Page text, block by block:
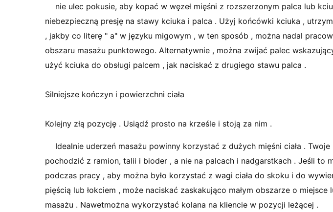
nie ulec pokusie, aby kopać w węzeł mięśni z rozszerzonym palca lub
niebezpieczną presję na stawy kciuka i palca . Użyj końcówki kciuka ,
, jakby co literę " a" w języku migowym , w ten sposób , można nadal
obszaru masażu punktowego. Alternatywnie , można zwijać palec
użyć kciuka do obsługi palcem , jak naciskać z drugiego stawu palca .
Silniejsze kończyn i powierzchni ciała
Kolejny złą pozycję . Usiądź prosto na krześle i stoją za nim .
Idealnie uderzeń masażu powinny korzystać z dużych mięśni ciała .
pochodzić z ramion, talii i bioder , a nie na palcach i nadgarstkach . Jeśli to
podczas pracy , aby można było korzystać z wagi ciała do skoku i do
pięścią lub łokciem , może naciskać zaskakująco małym obszarze o miejsce
masażu . Nawetmożna wykorzystać kolana na kliencie w pozycji leżącej .